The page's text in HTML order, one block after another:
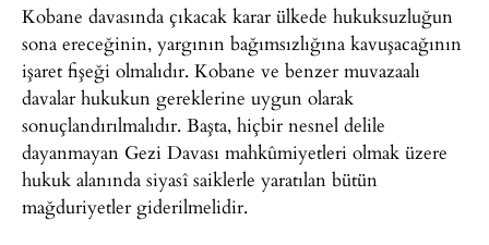
Kobane davasında çıkacak karar ülkede hukuksuzluğun
sona ereceğinin, yargının bağımsızlığına kavuşacağının
işaret fişeği olmalıdır. Kobane ve benzer muvazaalı
davalar hukukun gereklerine uygun olarak
sonuçlandırılmalıdır. Başta, hiçbir nesnel delile
dayanmayan Gezi Davası mahkûmiyetleri olmak üzere
hukuk alanında siyasî saiklerle yaratılan bütün
mağduriyetler giderilmelidir.